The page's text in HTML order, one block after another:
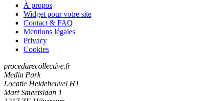
À propos
Widget pour votre site
Contact & FAQ
Mentions légales
Privacy
Cookies
procedurecollective.fr
Media Park
Locatie Heideheuvel H1
Mart Smeetslaan 1